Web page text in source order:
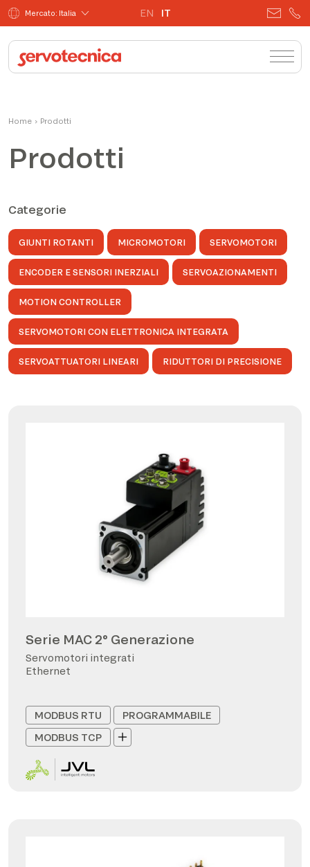
Mercato: Italia EN IT
Home › Prodotti
Prodotti
Categorie
GIUNTI ROTANTI MICROMOTORI SERVOMOTORI
ENCODER E SENSORI INERZIALI SERVOAZIONAMENTI
MOTION CONTROLLER
SERVOMOTORI CON ELETTRONICA INTEGRATA
SERVOATTUATORI LINEARI RIDUTTORI DI PRECISIONE
Serie MAC 2° Generazione
Servomotori integrati
Ethernet
MODBUS RTU
PROGRAMMABILE
MODBUS TCP